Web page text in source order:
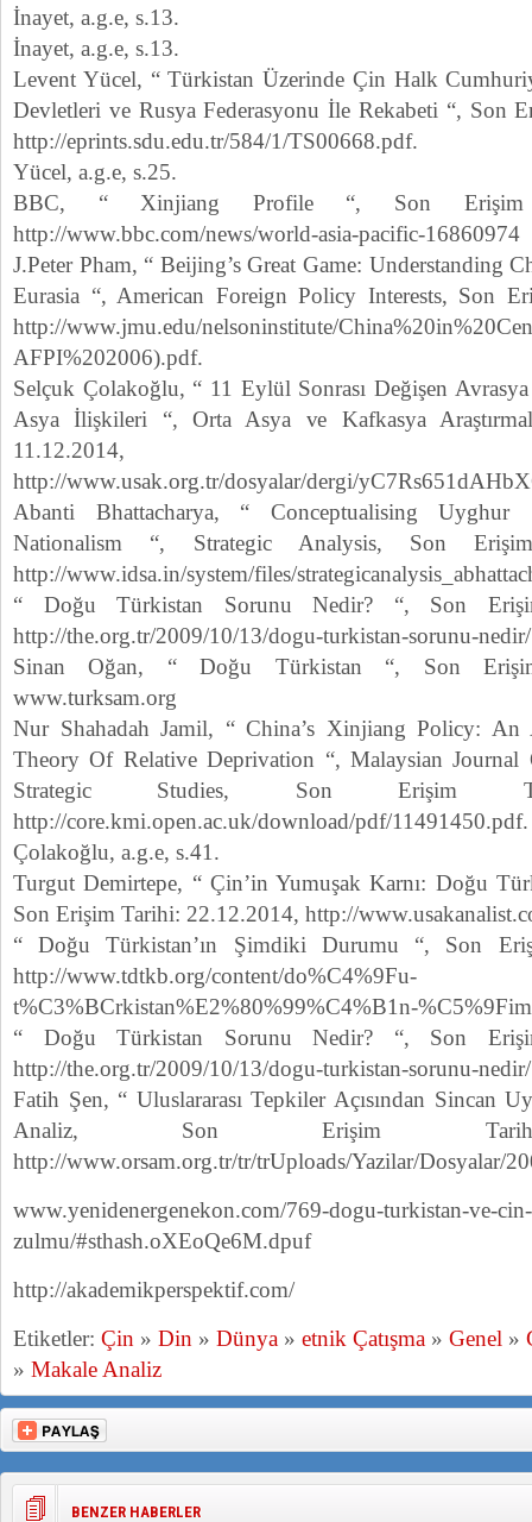
İnayet, a.g.e, s.13.
İnayet, a.g.e, s.13.
Levent Yücel, “ Türkistan Üzerinde Çin Halk
Devletleri ve Rusya Federasyonu İle Rekabeti “, Son
http://eprints.sdu.edu.tr/584/1/TS00668.pdf.
Yücel, a.g.e, s.25.
BBC, “ Xinjiang Profile “, Son Erişim
http://www.bbc.com/news/world-asia-pacific-16860974
J.Peter Pham, “ Beijing’s Great Game: Understanding
Eurasia “, American Foreign Policy Interests, Son
http://www.jmu.edu/nelsoninstitute/
AFPI%202006).pdf.
Selçuk Çolakoğlu, “ 11 Eylül Sonrası Değişen
Asya İlişkileri “, Orta Asya ve Kafkasya
11.12.2014,
http://www.usak.org.tr/dosyalar/dergi/
Abanti Bhattacharya, “ Conceptualising Uyghur
Nationalism “, Strategic Analysis, Son
http://www.idsa.in/system/files/
“ Doğu Türkistan Sorunu Nedir? “, Son
http://the.org.tr/2009/10/13/dogu-turkistan-sorunu-nedir/
Sinan Oğan, “ Doğu Türkistan “, Son
www.turksam.org
Nur Shahadah Jamil, “ China’s Xinjiang Policy: An
Theory Of Relative Deprivation “, Malaysian
Strategic Studies, Son Erişim
http://core.kmi.open.ac.uk/download/pdf/11491450.pdf.
Çolakoğlu, a.g.e, s.41.
Turgut Demirtepe, “ Çin’in Yumuşak Karnı: Doğu
Son Erişim Tarihi: 22.12.2014, http://
“ Doğu Türkistan’ın Şimdiki Durumu “, Son
http://www.tdtkb.org/content/do%C4%9Fu-
t%C3%BCrkistan%E2%80%99%C4%B1n-
“ Doğu Türkistan Sorunu Nedir? “, Son
http://the.org.tr/2009/10/13/dogu-turkistan-sorunu-nedir/
Fatih Şen, “ Uluslararası Tepkiler Açısından Sincan
Analiz, Son Erişim Tarihi:
http://www.orsam.org.tr/tr/trUploads/Yazilar/Dosyalar/
www.yenidenergenekon.com/769-dogu-turkistan-ve-cin-
zulmu/#sthash.oXEoQe6M.dpuf
http://akademikperspektif.com/
Etiketler: Çin » Din » Dünya » etnik Çatışma » Genel »
» Makale Analiz
BENZER HABERLER